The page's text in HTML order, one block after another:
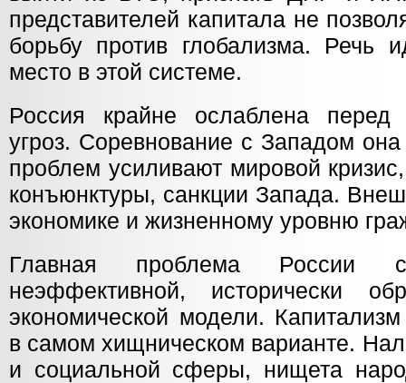
представителей капитала не
борьбу против глобализма. Речь
место в этой системе.
Россия крайне ослаблена
угроз. Соревнование с Западом она
проблем усиливают мировой
конъюнктуры, санкции Запада.
экономике и жизненному уровню
Главная проблема России
неэффективной, исторически
экономической модели.
в самом хищническом варианте.
и социальной сферы, нищета